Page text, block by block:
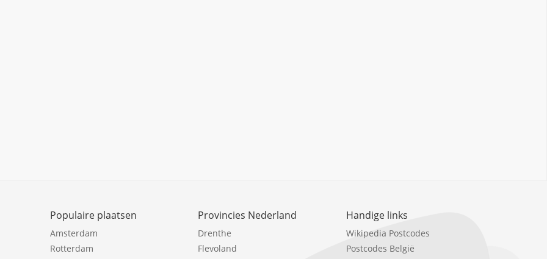
Populaire plaatsen
Amsterdam
Rotterdam
Provincies Nederland
Drenthe
Flevoland
Handige links
Wikipedia Postcodes
Postcodes België